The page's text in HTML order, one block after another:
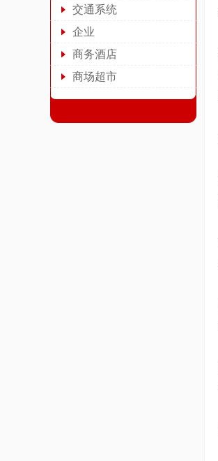
交通系统
企业
商务酒店
商场超市